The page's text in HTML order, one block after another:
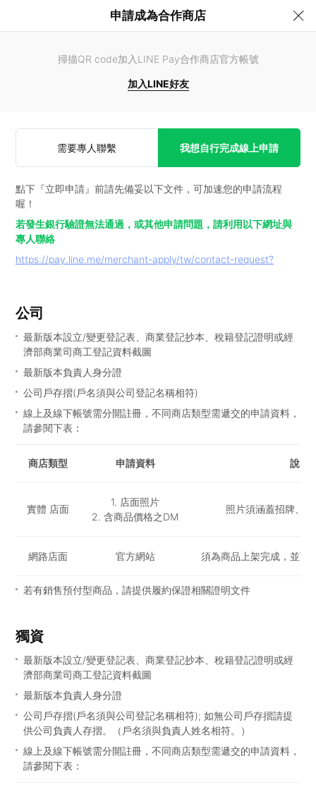
申請成為合作商店
掃描QR code加入LINE Pay合作商店官方帳號
加入LINE好友
需要專人聯繫 我想自行完成線上申請
點下『立即申請』前請先備妥以下文件，可加速您的申請流程
喔！
若發生銀行驗證無法通過，或其他申請問題，請利用以下網址與
專人聯絡
https://pay.line.me/merchant-apply/tw/contact-request?
公司
最新版本設立/變更登記表、商業登記抄本、稅籍登記證明或經
濟部商業司商工登記資料截圖
最新版本負責人身分證
公司戶存摺(戶名須與公司登記名稱相符)
線上及線下帳號需分開註冊，不同商店類型需遞交的申請資料，
請參閱下表：
商店類型 申請資料 說明
實體 店面
1. 店面照片
2. 含商品價格之DM
照片須涵蓋招牌、
網路店面 官方網站 須為商品上架完成，並可
若有銷售預付型商品，請提供履約保證相關證明文件
獨資
最新版本設立/變更登記表、商業登記抄本、稅籍登記證明或經
濟部商業司商工登記資料截圖
最新版本負責人身分證
公司戶存摺(戶名須與公司登記名稱相符); 如無公司戶存摺請提
供公司負責人存摺。（戶名須與負責人姓名相符。）
線上及線下帳號需分開註冊，不同商店類型需遞交的申請資料，
請參閱下表：